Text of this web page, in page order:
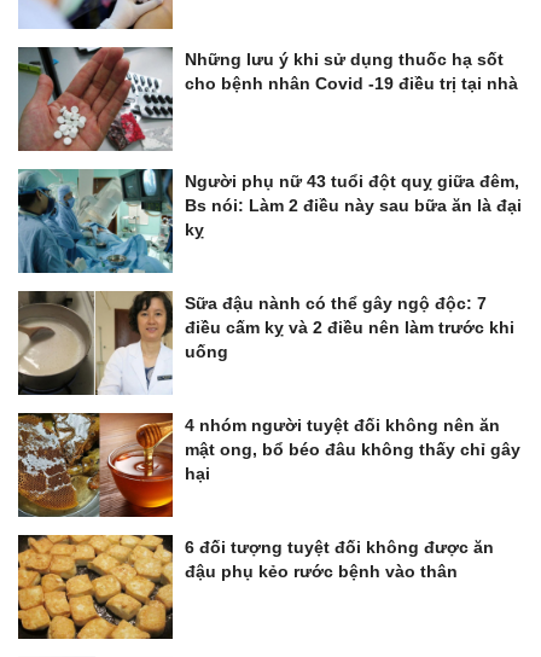
Những lưu ý khi sử dụng thuốc hạ sốt
cho bệnh nhân Covid -19 điều trị tại nhà
Người phụ nữ 43 tuổi đột quỵ giữa đêm,
Bs nói: Làm 2 điều này sau bữa ăn là đại
kỵ
Sữa đậu nành có thể gây ngộ độc: 7
điều cấm kỵ và 2 điều nên làm trước khi
uống
4 nhóm người tuyệt đối không nên ăn
mật ong, bổ béo đâu không thấy chỉ gây
hại
6 đối tượng tuyệt đối không được ăn
đậu phụ kẻo rước bệnh vào thân